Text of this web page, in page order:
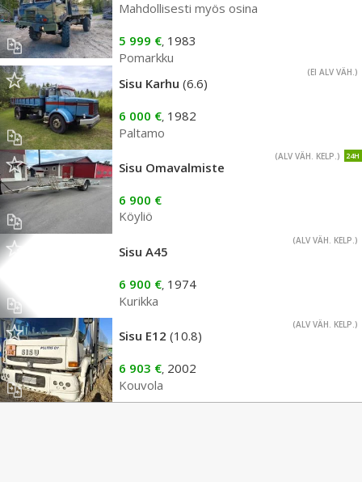
Mahdollisesti myös osina
5 999 €, 1983
Pomarkku
(EI ALV VÄH.)
Sisu Karhu (6.6)
6 000 €, 1982
Paltamo
24H
(ALV VÄH. KELP.)
Sisu Omavalmiste
6 900 €
Köyliö
(ALV VÄH. KELP.)
Sisu A45
6 900 €, 1974
Kurikka
(ALV VÄH. KELP.)
Sisu E12 (10.8)
6 903 €, 2002
Kouvola